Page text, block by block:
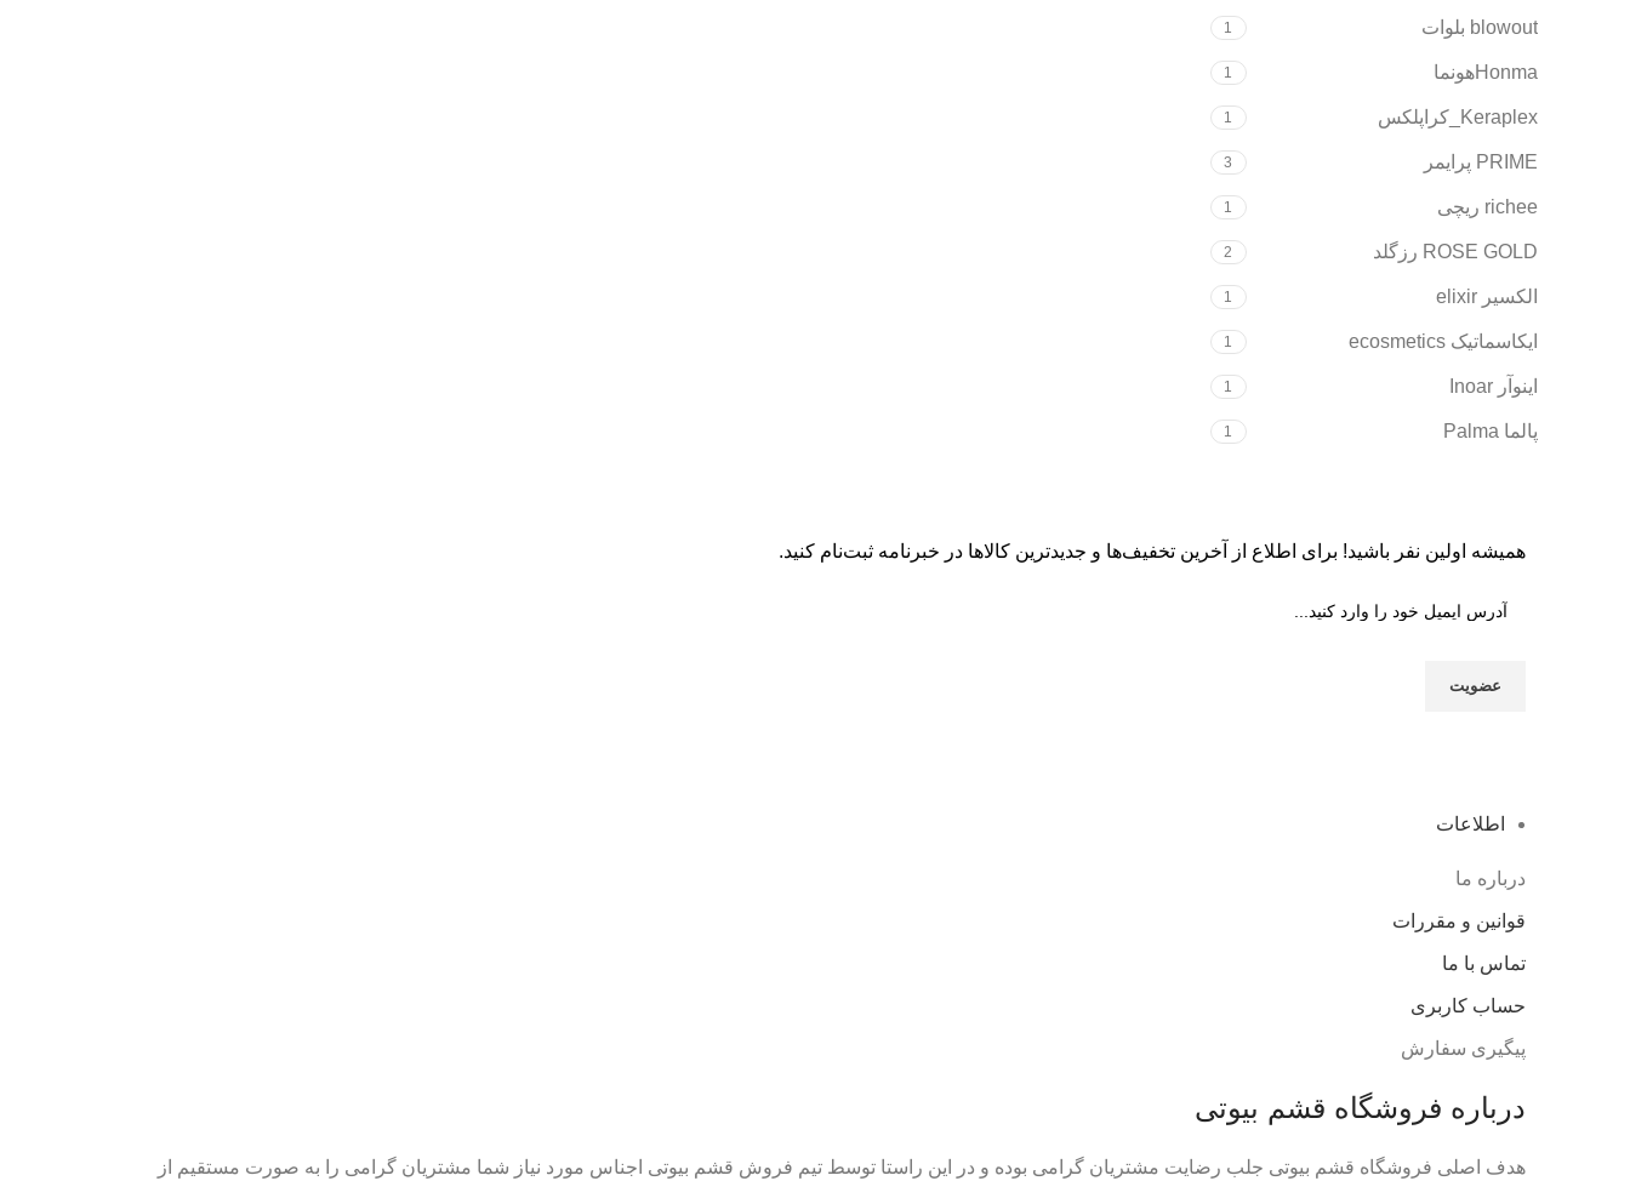
blowout بلوات 1
Honmaهونما 1
Keraplex_کراپلکس 1
PRIME پرایمر 3
richee ریچی 1
ROSE GOLD رزگلد 2
الکسیر elixir 1
ایکاسماتیک ecosmetics 1
اینوآر Inoar 1
پالما Palma 1
همیشه اولین نفر باشید! برای اطلاع از آخرین تخفیف‌ها و جدیدترین کالاها در خبرنامه ثبت‌نام کنید.
اطلاعات
درباره ما
قوانین و مقررات
تماس با ما
حساب کاربری
پیگیری سفارش
درباره فروشگاه قشم بیوتی
هدف اصلی فروشگاه قشم بیوتی جلب رضایت مشتریان گرامی بوده و در این راستا توسط تیم فروش قشم بیوتی اجناس مورد نیاز شما مشتریان گرامی را به صورت مستقیم از